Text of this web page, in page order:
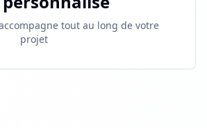
tout au long de votre
projet